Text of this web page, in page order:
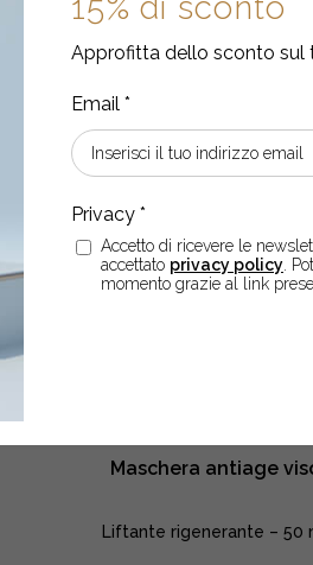
Approfitta dello sconto sul
Accetto di ricevere le
accettato privacy policy .
momento grazie al link
macchie
– ACQUISTA
Maschera antiage
Liftante rigenerante – 50